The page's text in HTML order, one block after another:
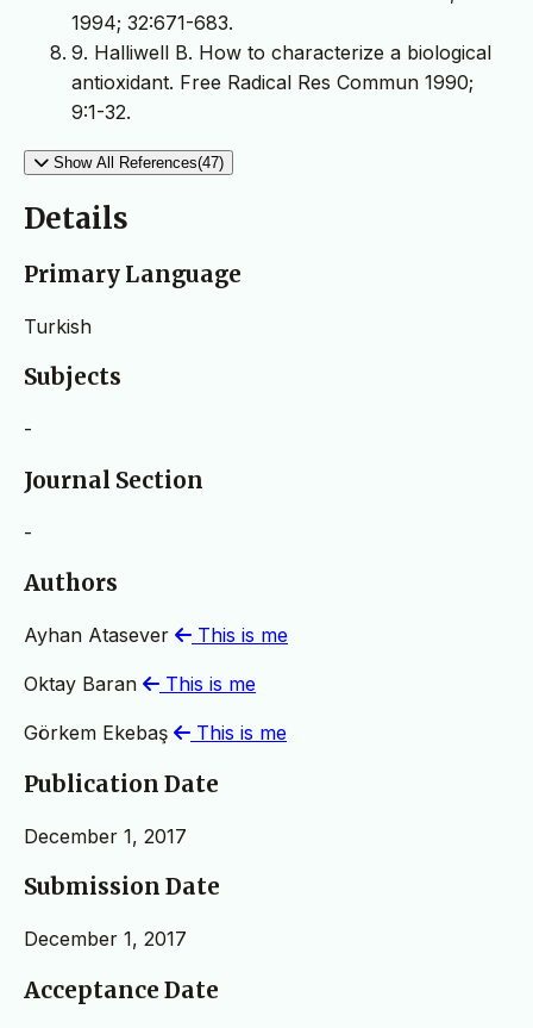
1994; 32:671-683.
9. Halliwell B. How to characterize a biological
antioxidant. Free Radical Res Commun 1990;
9:1-32.
Show All References(47)
Details
Primary Language
Turkish
Subjects
-
Journal Section
-
Authors
Ayhan Atasever This is me
Oktay Baran This is me
Görkem Ekebaş This is me
Publication Date
December 1, 2017
Submission Date
December 1, 2017
Acceptance Date